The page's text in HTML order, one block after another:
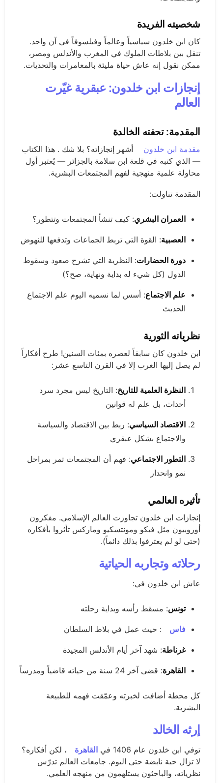
شخصيته الفريدة
كان ابن خلدون سياسياً وعالماً وفيلسوفاً في آن واحد.
تنقل بين بلاطات الملوك في المغرب والأندلس ومصر،
ممكن نقول إنه عاش حياة مليئة بالمغامرات والتحديات.
إنجازات ابن خلدون: عبقرية غيّرت
العالم
المقدمة: تحفته الخالدة
مقدمة ابن خلدون
أشهر إنجازاته؟ بلا شك . هذا الكتاب
— الذي كتبه في قلعة ابن سلامة بالجزائر — يُعتبر أول
محاولة علمية منهجية لفهم المجتمعات البشرية.
المقدمة تناولت:
العمران البشري: كيف تنشأ المجتمعات وتتطور؟
العصبية: القوة التي تربط الجماعات وتدفعها للنهوض
دورة الحضارات: النظرية التي تشرح صعود وسقوط
الدول (كل شيء له بداية ونهاية، صح؟)
علم الاجتماع: أسس لما نسميه اليوم علم الاجتماع
الحديث
نظرياته الثورية
ابن خلدون كان سابقاً لعصره بمئات السنين! طرح أفكاراً
لم يصل إليها الغرب إلا في القرن التاسع عشر:
النظرة العلمية للتاريخ: التاريخ ليس مجرد سرد
أحداث، بل علم له قوانين
الاقتصاد السياسي: ربط بين الاقتصاد والسياسة
والاجتماع بشكل عبقري
التطور الاجتماعي: فهم أن المجتمعات تمر بمراحل
نمو وانحدار
تأثيره العالمي
إنجازات ابن خلدون تجاوزت العالم الإسلامي. مفكرون
أوروبيون مثل فيكو ومونتسكيو وماركس تأثروا بأفكاره
(حتى لو لم يعترفوا بذلك دائماً).
رحلاته وتجاربه الحياتية
عاش ابن خلدون في:
تونس: مسقط رأسه وبداية رحلته
فاس : حيث عمل في بلاط السلطان
غرناطة: شهد آخر أيام الأندلس المجيدة
القاهرة: قضى آخر 24 سنة من حياته قاضياً ومدرساً
كل محطة أضافت لخبرته وعمّقت فهمه للطبيعة
البشرية.
إرثه الخالد
توفي ابن خلدون عام 1406 في القاهرة
، لكن أفكاره؟
لا تزال حية نابضة حتى اليوم. جامعات العالم تدرّس
نظرياته، والباحثون يستلهمون من منهجه العلمي.